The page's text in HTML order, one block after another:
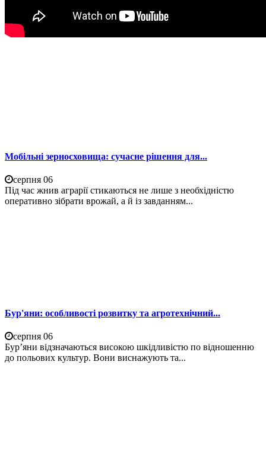
Мобільні зерносховища: сучасне рішення для...
серпня 06
Під час жнив аграрії стикаються не лише з необхідністю
оперативно зібрати врожай, а й із завданням...
Бур'яни: особливості розвитку та агротехнічний...
серпня 06
Бур’яни відзначаються високою шкідливістю по відношенню
до польових культур. Вони виснажують та...